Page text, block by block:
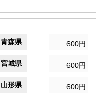
青森県 600円
宮城県 600円
山形県 600円